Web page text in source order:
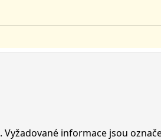
Vyžadované informace jsou